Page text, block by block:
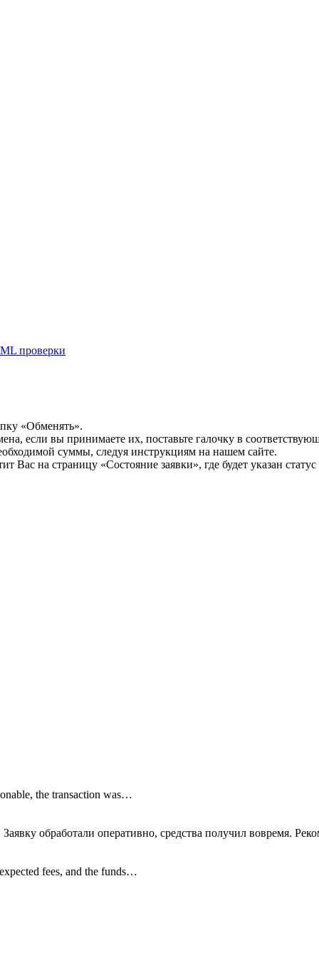
проверки
«Обменять».
если вы принимаете их, поставьте галочку в
суммы, следуя инструкциям на нашем сайте.
Вас на страницу «Состояние заявки», где будет указан
the transaction was…
обработали оперативно, средства получил вовремя.
fees, and the funds…